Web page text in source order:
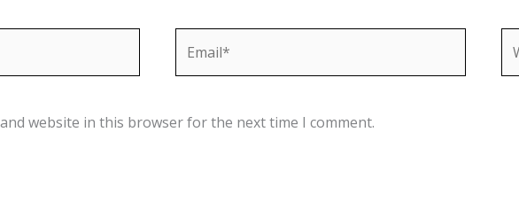
website in this browser for the next time I comment.